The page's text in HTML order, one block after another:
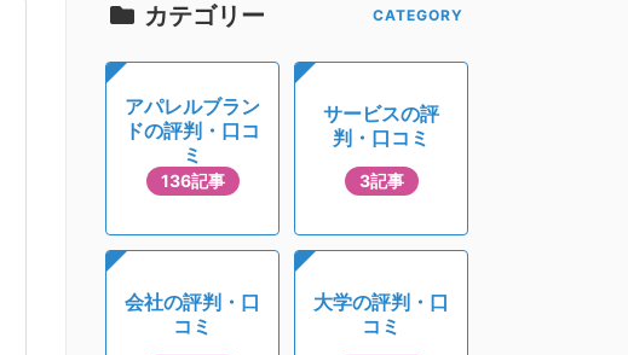
カテゴリー
アパレルブラン
ドの評判・口コ
ミ
136記事
サービスの評
判・口コミ
3記事
会社の評判・口
コミ
大学の評判・口
コミ